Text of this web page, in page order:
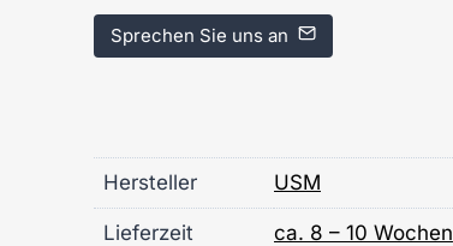
Sprechen Sie uns an
Hersteller USM
Lieferzeit ca. 8 – 10 Wochen